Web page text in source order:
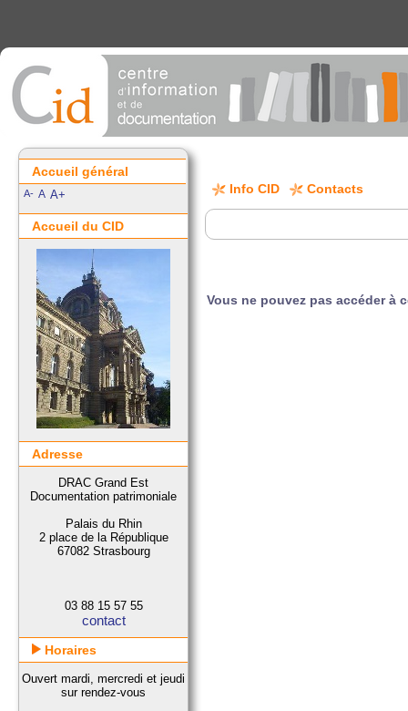
Info CID Contacts
Vous ne pouvez pas accéder à
Accueil général
A- A A+
Accueil du CID
Adresse
DRAC Grand Est
Documentation patrimoniale
Palais du Rhin
2 place de la République
67082 Strasbourg
03 88 15 57 55
contact
Horaires
Ouvert mardi, mercredi et jeudi
sur rendez-vous